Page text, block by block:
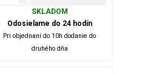
SKLADOM
Odosielame do 24 hodín
Pri objednaní do 10h dodanie do
druhého dňa